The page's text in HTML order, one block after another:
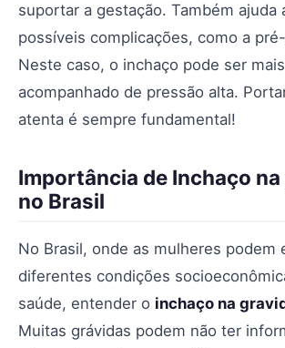
suportar a gestação. Também ajuda
possíveis complicações, como a
Neste caso, o inchaço pode ser
acompanhado de pressão alta.
atenta é sempre fundamental!
Importância de Inchaço
no Brasil
No Brasil, onde as mulheres podem
diferentes condições
saúde, entender o inchaço na
Muitas grávidas podem não ter